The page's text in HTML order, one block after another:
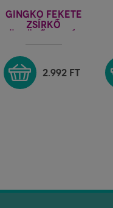
GINGKO FEKETE
ZSÍRKŐ
FÜSTÖLŐÉGETŐ
2.992 FT